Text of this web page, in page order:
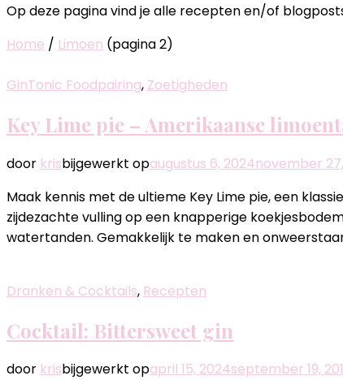
Op deze pagina vind je alle recepten en/of
Home / Limoen (pagina 2)
GinTonic Foodpairing, Zoetigheden
Key Lime pie – Amerikaanse
door krisbijgewerkt opaugustus 6, 2024november
Maak kennis met de ultieme Key Lime pie, een
zijdezachte vulling op een knapperige
watertanden. Gemakkelijk te maken en
Dranken & Cocktails, Recepten
Cocktail: Bittersweet gin
door krisbijgewerkt opapril 15, 2024september 19,